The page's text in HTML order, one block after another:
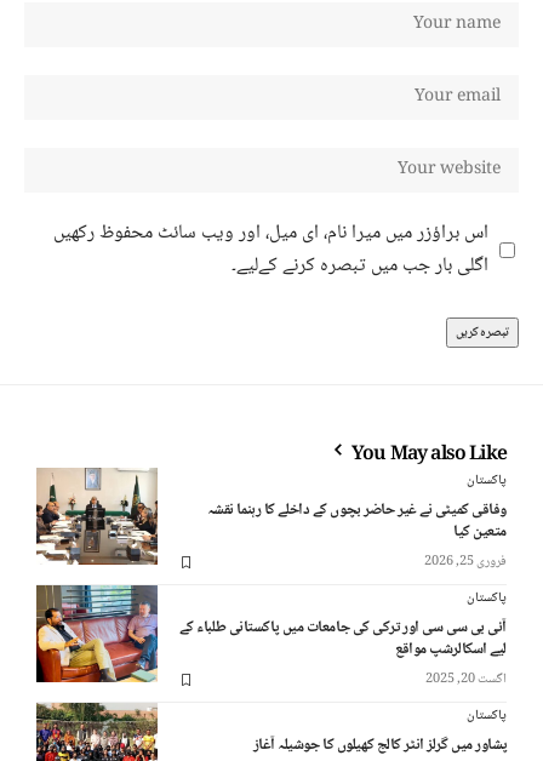
اس براؤزر میں میرا نام، ای میل، اور ویب سائٹ محفوظ رکھیں
اگلی بار جب میں تبصرہ کرنے کےلیے۔
You May also Like
پاکستان
وفاقی کمیٹی نے غیر حاضر بچوں کے داخلے کا رہنما نقشہ
متعین کیا
فروری 25, 2026
پاکستان
آئی بی سی سی اور ترکی کی جامعات میں پاکستانی طلباء کے
لیے اسکالرشپ مواقع
اگست 20, 2025
پاکستان
پشاور میں گرلز انٹر کالج کھیلوں کا جوشیلہ آغاز